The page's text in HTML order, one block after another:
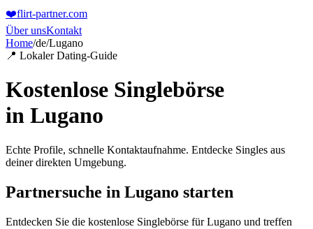
❤️flirt-partner.com
Über unsKontakt
Home/de/Lugano
📍 Lokaler Dating-Guide
Kostenlose Singlebörse
in Lugano
Echte Profile, schnelle Kontaktaufnahme. Entdecke Singles aus
deiner direkten Umgebung.
Partnersuche in Lugano starten
Entdecken Sie die kostenlose Singlebörse für Lugano und treffen